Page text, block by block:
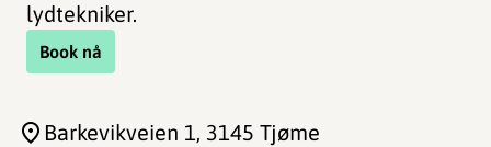
lydtekniker.
Book nå
Barkevikveien 1, 3145 Tjøme